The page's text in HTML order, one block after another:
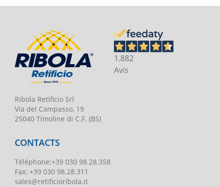
Ribola Retificio Srl
Via del Campasso, 19
25040 Timoline di C.F. (BS)
1.882
Avis
CONTACTS
Téléphone:+39 030 98.28.358
Fax: +39 030 98.28.311
sales@retificioribola.it